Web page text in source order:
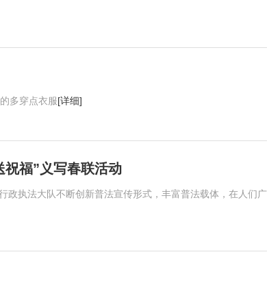
多穿点衣服[详细]
祝福”义写春联活动
执法大队不断创新普法宣传形式，丰富普法载体，在人们广